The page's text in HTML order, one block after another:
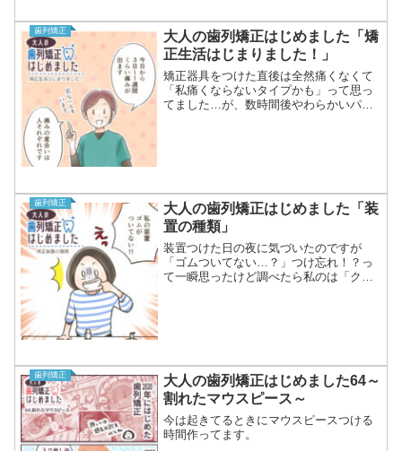
歯列矯正
大人の歯列矯正はじめました「矯
正生活はじまりました！」
矯正器具をつけた直後は全然痛くなくて
「私痛くならないタイプかも」って思っ
てました…が、数時間後やわらかいパン
歯列矯正
大人の歯列矯正はじめました「装
置の種類」
装置つけた日の夜に気づいたのですが
「ゴムついてない…？」つけ忘れ！？っ
て一瞬思ったけど調べたら私のは「クリ
歯列矯正
大人の歯列矯正はじめました64～
割れたマウスピース～
今は起きてるときにマウスピースつける
時間作ってます。